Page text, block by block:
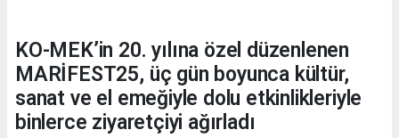
KO-MEK’in 20. yılına özel düzenlenen
MARİFEST25, üç gün boyunca kültür,
sanat ve el emeğiyle dolu etkinlikleriyle
binlerce ziyaretçiyi ağırladı